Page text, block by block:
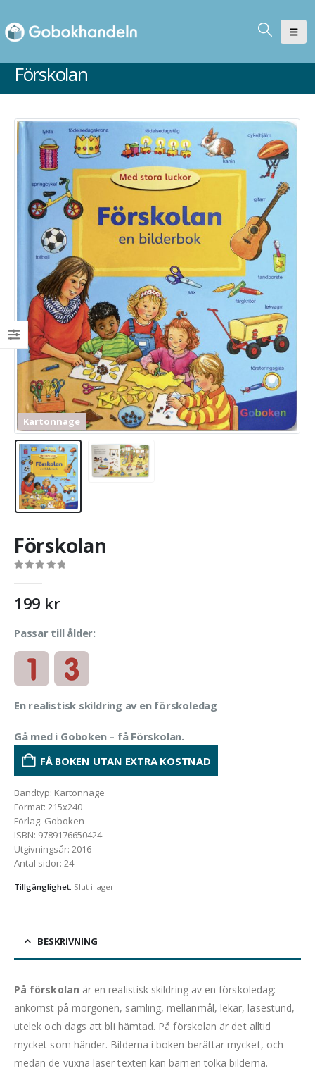
Förskolan
Kartonnage
Förskolan
199 kr
Passar till ålder:
En realistisk skildring av en förskoledag
Gå med i Goboken – få Förskolan.
FÅ BOKEN UTAN EXTRA KOSTNAD
Bandtyp: Kartonnage
Format: 215x240
Förlag: Goboken
ISBN: 9789176650424
Utgivningsår: 2016
Antal sidor: 24
Tillgänglighet: Slut i lager
BESKRIVNING
På förskolan är en realistisk skildring av en förskoledag:
ankomst på morgonen, samling, mellanmål, lekar, läsestund,
utelek och dags att bli hämtad. På förskolan är det alltid
mycket som händer. Bilderna i boken berättar mycket, och
medan de vuxna läser texten kan barnen tolka bilderna.